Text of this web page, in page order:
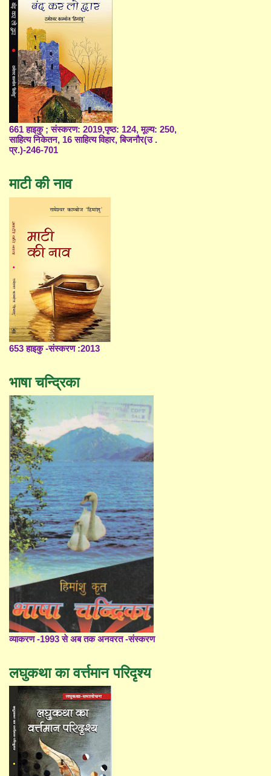
661 हाइकु ; संस्करण: 2019,पृष्ठ: 124, मूल्य: 250,
साहित्य निकेतन, 16 साहित्य विहार, बिजनौर(उ .
प्र.)-246-701
माटी की नाव
653 हाइकु -संस्करण :2013
भाषा चन्द्रिका
व्याकरण -1993 से अब तक अनवरत -संस्करण
लघुकथा का वर्त्तमान परिदृश्य